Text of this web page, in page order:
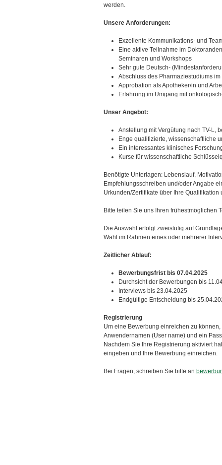
werden.
Unsere Anforderungen:
Exzellente Kommunikations- und
Eine aktive Teilnahme im
Seminaren und Workshops
Sehr gute Deutsch-
Abschluss des Pharmaziestudiums
Approbation als Apotheker/in und
Erfahrung im Umgang mit
Unser Angebot:
Anstellung mit Vergütung nach TV-L,
Enge qualifizierte, wissenschaftliche
Ein interessantes klinisches
Kurse für wissenschaftliche
Benötigte Unterlagen: Lebenslauf,
Empfehlungsschreiben und/oder Angabe
Urkunden/Zertifikate über Ihre
Bitte teilen Sie uns Ihren frühestmöglichen
Die Auswahl erfolgt zweistufig auf
Wahl im Rahmen eines oder mehrerer
Zeitlicher Ablauf:
Bewerbungsfrist bis 07.04.2025
Durchsicht der Bewerbungen bis
Interviews bis 23.04.2025
Endgültige Entscheidung bis
Registrierung
Um eine Bewerbung einreichen zu
Anwendernamen (User name) und ein
Nachdem Sie Ihre Registrierung aktiviert
eingeben und Ihre Bewerbung einreichen.
Bei Fragen, schreiben Sie bitte an